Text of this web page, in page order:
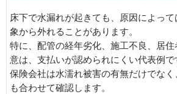
床下で水漏れが起きても、原因によっ
象から外れることがあります。
特に、配管の経年劣化、施工不良、居
意は、支払いが認められにくい代表例で
保険会社は水濡れ被害の有無だけでな
も合わせて確認します。